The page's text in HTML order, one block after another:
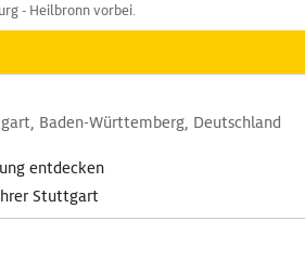
- Heilbronn vorbei.
Baden-Württemberg, Deutschland
entdecken
Stuttgart